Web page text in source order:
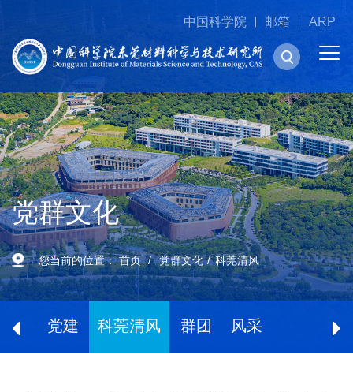
中国科学院 邮箱 ARP
党群文化
您当前的位置：首页 党群文化 科莞清风
党建 科莞清风 群团 风采